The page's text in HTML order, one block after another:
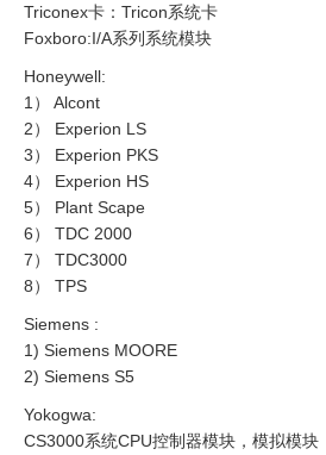
Triconex卡：Tricon系统卡
Foxboro:I/A系列系统模块
Honeywell:
1） Alcont
2） Experion LS
3） Experion PKS
4） Experion HS
5） Plant Scape
6） TDC 2000
7） TDC3000
8） TPS
Siemens :
1) Siemens MOORE
2) Siemens S5
Yokogwa:
CS3000系统CPU控制器模块，模拟模块